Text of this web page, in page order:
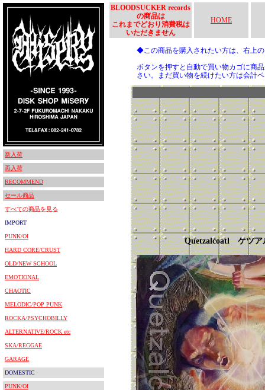
新入荷
再入荷
RECOMMEND
セール商品
すべての商品を見る
IMPORT
PUNK/OI
HARD CORE/CRUST
OLD/NEW SCHOOL
EMOTIONAL
CHAOTIC
MELODIC/POP PUNK
ROCKA/PSYCHOBILLY
ALTERNATIVE/ROCK etc
SKA/REGGAE
GARAGE
DOMESTIC
PUNK/OI
BLOODSUCKER records
の商品は
これまでどおり消費税は
いただきません
HOME
◆この商品を購入されたい方は、右上
ボタンを押すと自動で買い物カゴに商
さい。まだ買い物を続けたい方は会計
Quetzalcoatl ケツア